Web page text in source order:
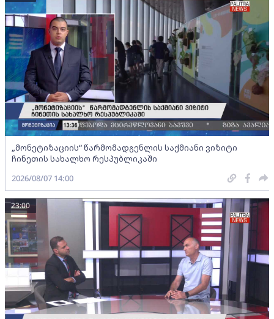
„მონეტიზაციის“ წარმომადგენლის საქმიანი ვიზიტი
ჩინეთის სახალხო რესპუბლიკაში
2026/08/07 14:00
23:00